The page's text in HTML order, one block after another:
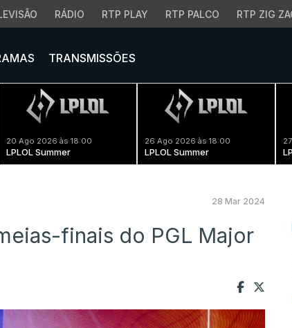
RÁDIO RTP PLAY RTP PALCO RTP ZIG
TRANSMISSÕES
20 Ago 2026 às 18:00
LPLOL Summer
26 Ago 2026 às 18:00
LPLOL Summer
28 Mar 2024
finais do PGL Major